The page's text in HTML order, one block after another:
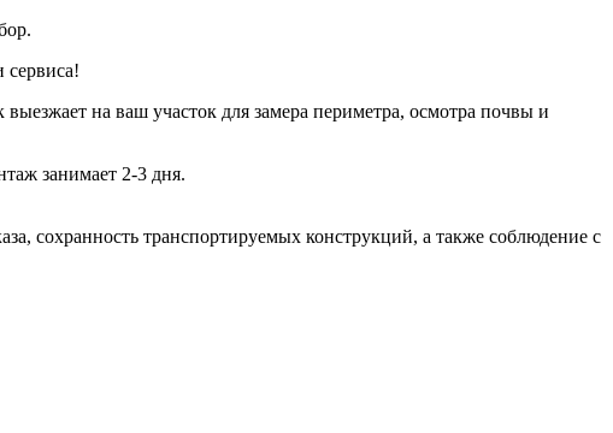
сервиса!
на ваш участок для замера периметра, осмотра почвы и
занимает 2-3 дня.
сохранность транспортируемых конструкций, а также соблюдение с